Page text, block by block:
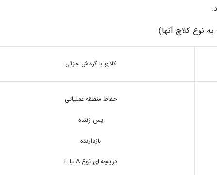
نوع کلاچ آنها)
کلاچ با گردش جزئی
حفاظ منطقه عملیاتی
پس زننده
بازدارنده
دریچه ای نوع A یا B